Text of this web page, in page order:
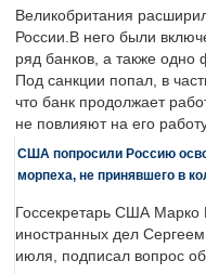
Великобритания
России.В него были
ряд банков, а также одно
Под санкции попал, в
что банк продолжает
не повлияют на его
США попросили Россию
морпеха, не принявшего в
Госсекретарь США Марко
иностранных дел
июля, подписал вопрос